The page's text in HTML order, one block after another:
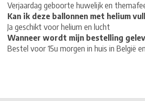
Verjaardag geboorte huwelijk en
Kan ik deze ballonnen met helium
Ja geschikt voor helium en lucht
Wanneer wordt mijn bestelling
Bestel voor 15u morgen in huis in België